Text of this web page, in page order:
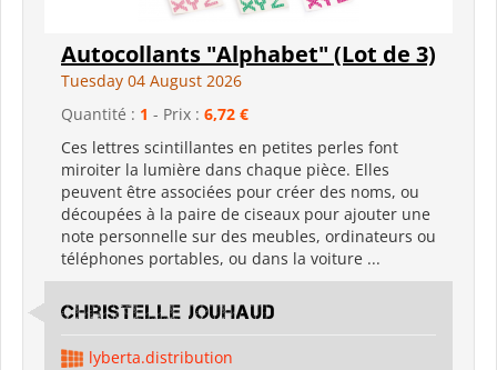
Autocollants "Alphabet" (Lot de 3)
Tuesday 04 August 2026
Quantité : 1 - Prix : 6,72 €
Ces lettres scintillantes en petites perles font
miroiter la lumière dans chaque pièce. Elles
peuvent être associées pour créer des noms, ou
découpées à la paire de ciseaux pour ajouter une
note personnelle sur des meubles, ordinateurs ou
téléphones portables, ou dans la voiture ...
Christelle Jouhaud
lyberta.distribution